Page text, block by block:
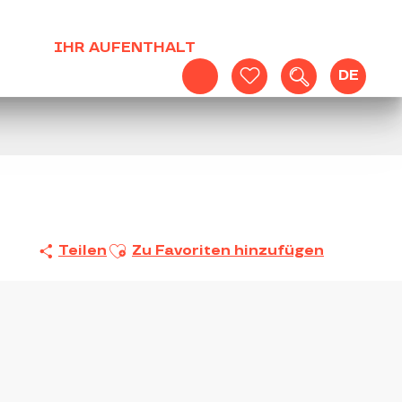
Voir les favoris
Suche
DE
IHR AUFENTHALT
Teilen Ajouter aux favoris
Zu Favoriten hinzufügen